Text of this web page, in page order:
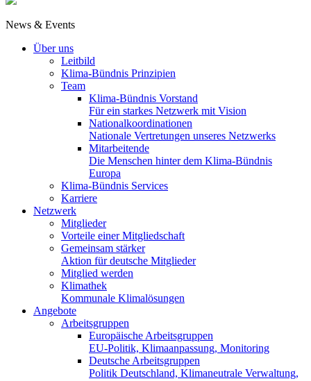
News & Events
Über uns
Leitbild
Klima-Bündnis Prinzipien
Team
Klima-Bündnis Vorstand
Für ein starkes Netzwerk mit Vision
Nationalkoordinationen
Nationale Vertretungen unseres Netzwerks
Mitarbeitende
Die Menschen hinter dem Klima-Bündnis
Europa
Klima-Bündnis Services
Karriere
Netzwerk
Mitglieder
Vorteile einer Mitgliedschaft
Gemeinsam stärker
Aktion für deutsche Mitglieder
Mitglied werden
Klimathek
Kommunale Klimalösungen
Angebote
Arbeitsgruppen
Europäische Arbeitsgruppen
EU-Politik, Klimaanpassung, Monitoring
Deutsche Arbeitsgruppen
Politik Deutschland, Klimaneutrale Verwaltung,